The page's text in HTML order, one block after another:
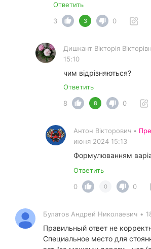
Ответить
3
3 0
Дишкант Вікторія
15:10
чим відрізняються?
Ответить
8
8 0
Антон Вікторович •
июня 2024 15:13
Формулюванням
Ответить
0
0 0
Булатов Андрей Николаевич •
Правильный ответ не
Специальное место для